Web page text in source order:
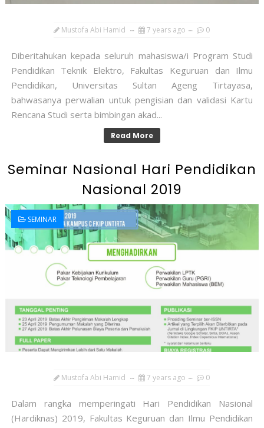
Mustofa Abi Hamid 7 years ago 0
Diberitahukan kepada seluruh mahasiswa/i Program Studi
Pendidikan Teknik Elektro, Fakultas Keguruan dan Ilmu
Pendidikan, Universitas Sultan Ageng Tirtayasa,
bahwasanya perwalian untuk pengisian dan validasi Kartu
Rencana Studi serta bimbingan akad...
Read More
Seminar Nasional Hari Pendidikan
Nasional 2019
SEMINAR
Mustofa Abi Hamid 7 years ago 0
Dalam rangka memperingati Hari Pendidikan Nasional
(Hardiknas) 2019, Fakultas Keguruan dan Ilmu Pendidikan